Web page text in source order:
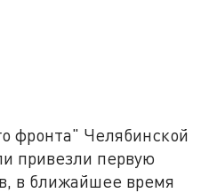
фронта" Челябинской
привезли первую
в ближайшее время